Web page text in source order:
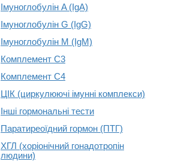
Імуноглобулін A (IgA)
Імуноглобулін G (IgG)
Імуноглобулін M (IgM)
Комплемент C3
Комплемент C4
ЦІК (циркулюючі імунні комплекси)
Інші гормональні тести
Паратиреоїдний гормон (ПТГ)
ХГЛ (хоріонічний гонадотропін
людини)